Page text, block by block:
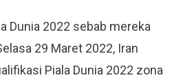
Dunia 2022 sebab mereka
29 Maret 2022, Iran
Piala Dunia 2022 zona